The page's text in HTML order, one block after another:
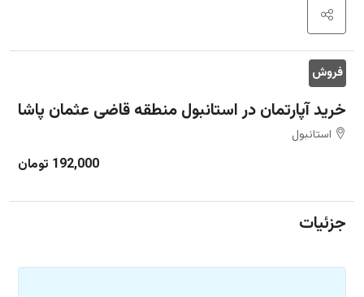
فروش
خرید آپارتمان در استانبول منطقه قاضی عثمان پاشا
استانبول
192,000 تومان
جزئیات